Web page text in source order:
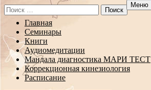
Search
for:
Меню
Перейти
содержанию
Главная
Семинары
Книги
Аудиомедитации
Мандала диагностика МАРИ ТЕСТ
Коррекционная кинезиология
Расписание